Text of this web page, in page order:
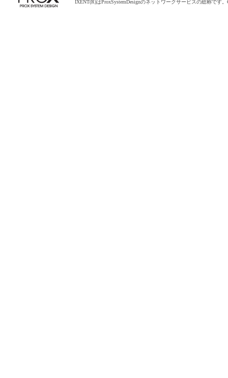
IXENT(R)はProxSystemDesignのネットワークサービスの総称です